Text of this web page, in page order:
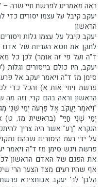
ראה מאמרינו לפרשת חיי שרה –
יעקב קיבל על עצמו יסורים
הראשון
יעקב קיבל על עצמו גלות
לתקן את חטא העריות של אדם
ד"ה ועל פי זה אומר) לכן כל
יעקב, היו כולם בייסורים
סימן מז ד"ה ויאמר יעקב אל
פרשת ויחי אות א) והכל
הראשון וראה בהם קרי. וזה
"וַיֹּאמֶר יַעֲקֹב אֶל פַּרְעֹה יְמֵי שְׁנֵי
יְמֵי שְׁנֵי חַיַּי" (בראשית מז, ט)
הנקרא "רַע" אשר היה צריך
על ידי רעת היסורים שבהם
פרשת ויגש סימן מז ד"ה ויאמר
את הפגם של האדם הראשון
אף שהיו רעים מצד הצער הרי
הלבן' לר' יעקב אבוחצירא